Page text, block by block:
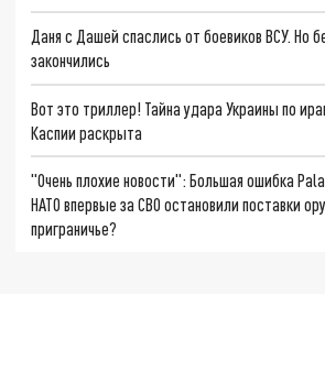
Даня с Дашей спаслись от боевиков ВСУ. Но
закончились
Вот это триллер! Тайна удара Украины по
Каспии раскрыта
"Очень плохие новости": Большая ошибка
НАТО впервые за СВО остановили поставки
приграничье?